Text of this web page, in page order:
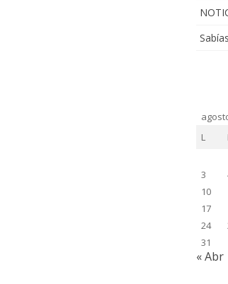
L
3
10
17
24
31
« Abr